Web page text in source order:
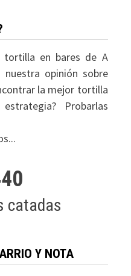
tortilla en bares de A
nuestra opinión sobre
la mejor tortilla
Probarlas
catadas
Y NOTA